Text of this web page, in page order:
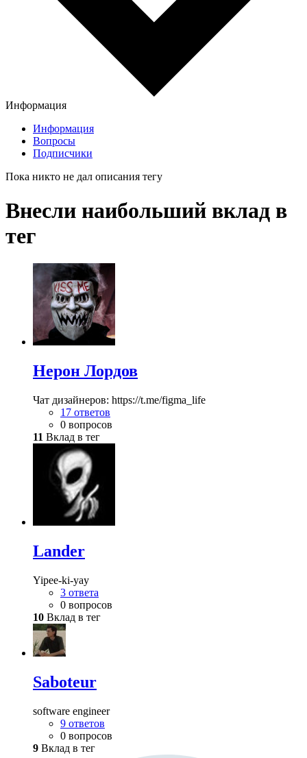
Информация
Информация
Вопросы
Подписчики
Пока никто не дал описания тегу
Внесли наибольший вклад в
тег
Нерон Лордов
Чат дизайнеров: https://t.me/figma_life
17 ответов
0 вопросов
11 Вклад в тег
Lander
Yipee-ki-yay
3 ответа
0 вопросов
10 Вклад в тег
Saboteur
software engineer
9 ответов
0 вопросов
9 Вклад в тег